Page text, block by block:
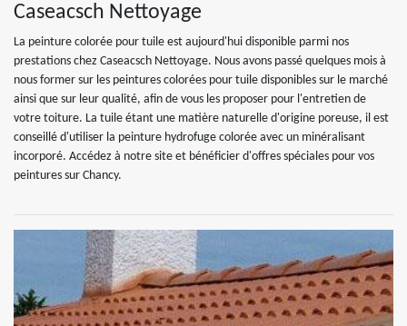
Caseacsch Nettoyage
La peinture colorée pour tuile est aujourd'hui disponible parmi nos
prestations chez Caseacsch Nettoyage. Nous avons passé quelques mois à
nous former sur les peintures colorées pour tuile disponibles sur le marché
ainsi que sur leur qualité, afin de vous les proposer pour l'entretien de
votre toiture. La tuile étant une matière naturelle d'origine poreuse, il est
conseillé d'utiliser la peinture hydrofuge colorée avec un minéralisant
incorporé. Accédez à notre site et bénéficier d'offres spéciales pour vos
peintures sur Chancy.